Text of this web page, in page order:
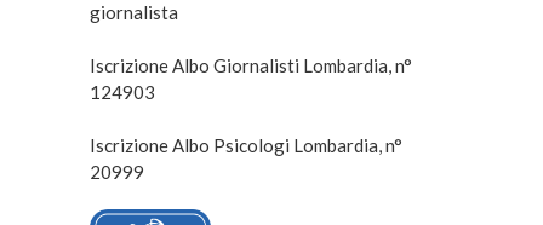
giornalista
Iscrizione Albo Giornalisti Lombardia, n°
124903
Iscrizione Albo Psicologi Lombardia, n°
20999